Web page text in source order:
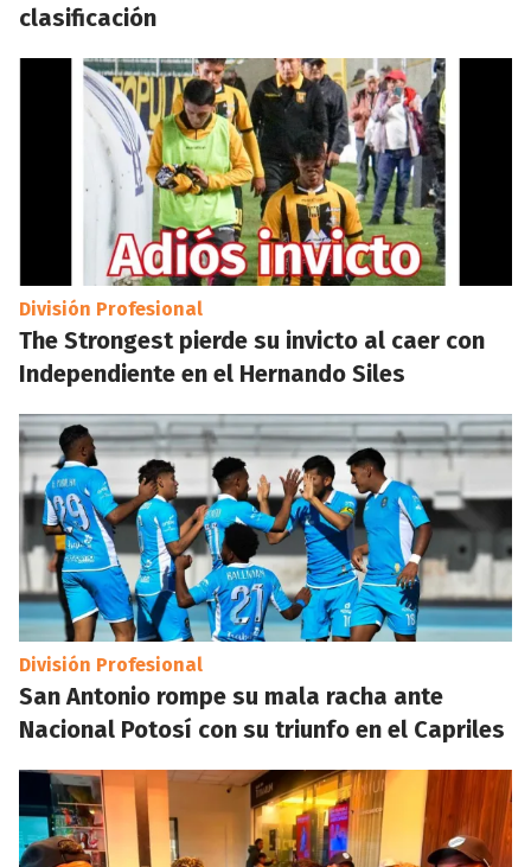
clasificación
División Profesional
The Strongest pierde su invicto al caer con
Independiente en el Hernando Siles
División Profesional
San Antonio rompe su mala racha ante
Nacional Potosí con su triunfo en el Capriles